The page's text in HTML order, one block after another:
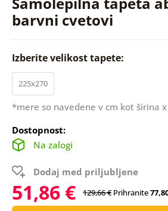
barvni cvetovi
Izberite velikost tapete:
225x270
*mere so navedene v cm kot širina
Dostopnost:
Na zalogi
Dodaj med priljubljene
51,86 € 129,66 € Prihranite